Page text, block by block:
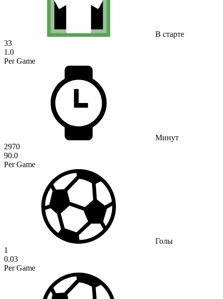
В старте
33
1.0
Per Game
Минут
2970
90.0
Per Game
Голы
1
0.03
Per Game